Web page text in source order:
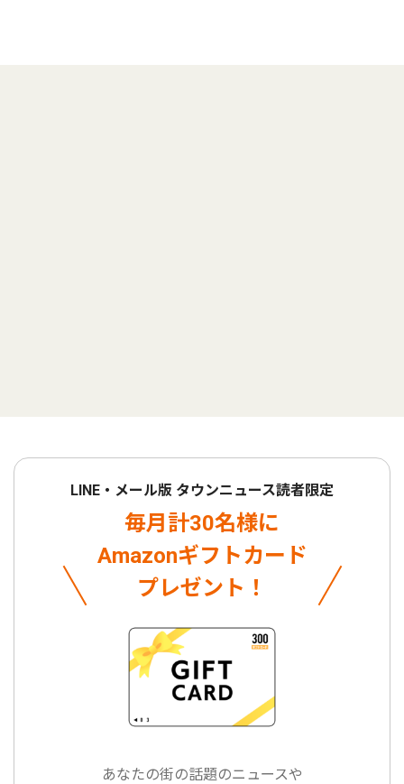
LINE・メール版 タウンニュース読者限定
毎月計30名様に
Amazonギフトカード
プレゼント！
あなたの街の話題のニュースや